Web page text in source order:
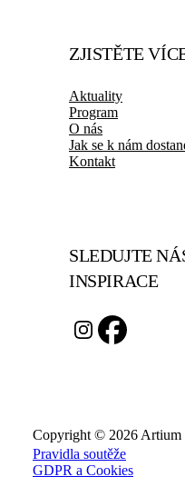
ZJISTĚTE
Aktuality
Program
O nás
Jak se k nám
Kontakt
SLEDUJTE
INSPIRACE
Copyright © 2026 Artium
Pravidla soutěže
GDPR a Cookies